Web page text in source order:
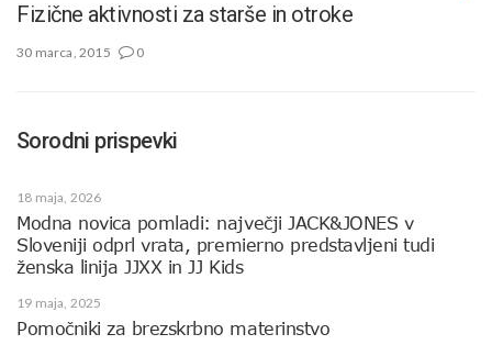
Fizične aktivnosti za starše in otroke
30 marca, 2015 0
Sorodni prispevki
18 maja, 2026
Modna novica pomladi: največji JACK&JONES v
Sloveniji odprl vrata, premierno predstavljeni tudi
ženska linija JJXX in JJ Kids
19 maja, 2025
Pomočniki za brezskrbno materinstvo